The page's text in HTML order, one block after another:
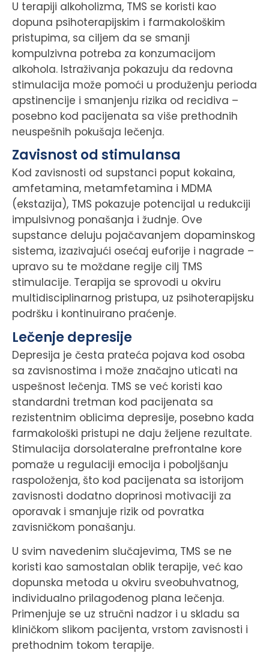
U terapiji alkoholizma, TMS se koristi kao
dopuna psihoterapijskim i farmakološkim
pristupima, sa ciljem da se smanji
kompulzivna potreba za konzumacijom
alkohola. Istraživanja pokazuju da redovna
stimulacija može pomoći u produženju perioda
apstinencije i smanjenju rizika od recidiva –
posebno kod pacijenata sa više prethodnih
neuspešnih pokušaja lečenja.
Zavisnost od stimulansa
Kod zavisnosti od supstanci poput kokaina,
amfetamina, metamfetamina i MDMA
(ekstazija), TMS pokazuje potencijal u redukciji
impulsivnog ponašanja i žudnje. Ove
supstance deluju pojačavanjem dopaminskog
sistema, izazivajući osećaj euforije i nagrade –
upravo su te moždane regije cilj TMS
stimulacije. Terapija se sprovodi u okviru
multidisciplinarnog pristupa, uz psihoterapijsku
podršku i kontinuirano praćenje.
Lečenje depresije
Depresija je česta prateća pojava kod osoba
sa zavisnostima i može značajno uticati na
uspešnost lečenja. TMS se već koristi kao
standardni tretman kod pacijenata sa
rezistentnim oblicima depresije, posebno kada
farmakološki pristupi ne daju željene rezultate.
Stimulacija dorsolateralne prefrontalne kore
pomaže u regulaciji emocija i poboljšanju
raspoloženja, što kod pacijenata sa istorijom
zavisnosti dodatno doprinosi motivaciji za
oporavak i smanjuje rizik od povratka
zavisničkom ponašanju.
U svim navedenim slučajevima, TMS se ne
koristi kao samostalan oblik terapije, već kao
dopunska metoda u okviru sveobuhvatnog,
individualno prilagođenog plana lečenja.
Primenjuje se uz stručni nadzor i u skladu sa
kliničkom slikom pacijenta, vrstom zavisnosti i
prethodnim tokom terapije.